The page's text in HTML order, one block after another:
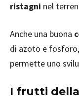
ristagni nel
Anche una buona
di azoto e
permette uno
I frutti